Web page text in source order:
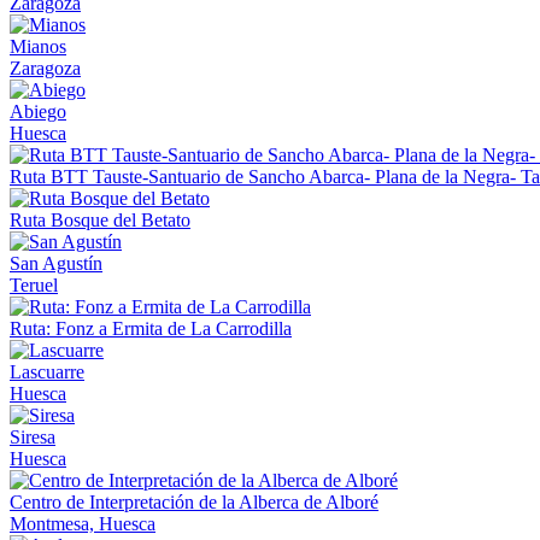
Mianos
Zaragoza
Abiego
Huesca
Ruta BTT Tauste-Santuario de Sancho Abarca- Plana de la Negra-
Ruta Bosque del Betato
San Agustín
Teruel
Ruta: Fonz a Ermita de La Carrodilla
Lascuarre
Huesca
Siresa
Huesca
Centro de Interpretación de la Alberca de Alboré
Montmesa, Huesca